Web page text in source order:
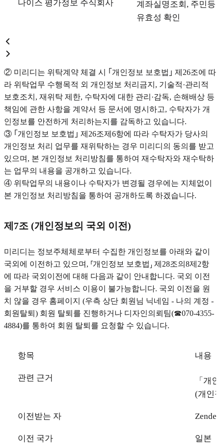
나이스 평가정보 주식회사
계좌실명조회, 주민등
유효성 확인
② 미리디는 위탁계약 체결 시 ｢개인정보 보호법｣ 제26조에 따
라 위탁업무 수행목적 외 개인정보 처리금지, 기술적·관리적
보호조치, 재위탁 제한, 수탁자에 대한 관리·감독, 손해배상 등
책임에 관한 사항을 계약서 등 문서에 명시하고, 수탁자가 개
인정보를 안전하게 처리하는지를 감독하고 있습니다.
③ ｢개인정보 보호법｣ 제26조제6항에 따라 수탁자가 당사의
개인정보 처리 업무를 재위탁하는 경우 미리디의 동의를 받고
있으며, 본 개인정보 처리방침를 통하여 재수탁자와 재수탁하
는 업무의 내용을 공개하고 있습니다.
④ 위탁업무의 내용이나 수탁자가 변경될 경우에는 지체없이
본 개인정보 처리방침을 통하여 공개하도록 하겠습니다.
제7조 (개인정보의 국외 이전)
미리디는 정보주체체로부터 수집한 개인정보를 아래와 같이
국외에 이전하고 있으며, ⸢개인정보 보호법⸥ 제28조의8제2항
에 따라 국외이전에 대해 다음과 같이 안내합니다. 국외 이전
을 거부할 경우 서비스 이용이 불가능합니다. 국외 이전을 원
치 않을 경우 홈페이지 (우측 상단 회원님 닉네임 - 나의 계정 -
회원탈퇴) 회원 탈퇴를 진행하거나 디자인의뢰팀(☎070-4355-
4884)를 통하여 회원 탈퇴를 요청할 수 있습니다.
항목 내용
관련 근거
「개
(개인
이전받는 자
이전 국가 일본